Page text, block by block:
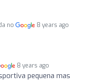
no 8 years ago
8 years ago
pequena mas